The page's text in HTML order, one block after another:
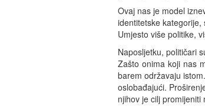
Ovaj nas je model
identitetske
Umjesto više politike,
Naposljetku, političari
Zašto onima koji nas
barem održavaju
oslobađajući.
njihov je cilj promijeniti